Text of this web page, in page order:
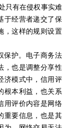
只有在侵权事实难
于经营者递交了保
，这样的规则设置
保护。电子商务法
，也是调整分享性
济模式中，信用评
根本利益，也关系
用评价内容是网络
重要信息，也是其